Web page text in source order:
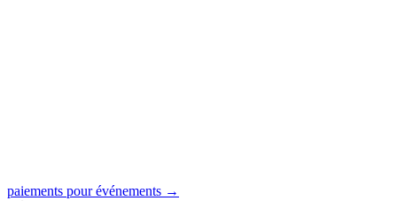
paiements pour événements →